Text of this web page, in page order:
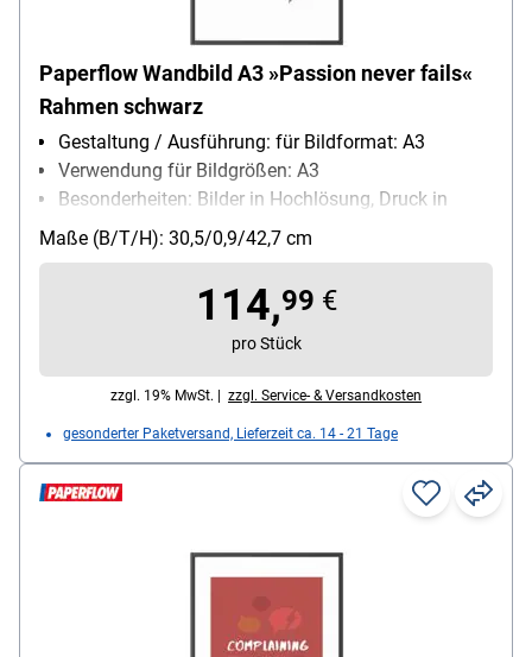
Paperflow Wandbild A3 »Passion never fails«
Rahmen schwarz
Gestaltung / Ausführung: für Bildformat: A3
Verwendung für Bildgrößen: A3
Besonderheiten: Bilder in Hochlösung, Druck in
Hochlösung
Maße (B/T/H): 30,5/0,9/42,7 cm
114,99 €
pro Stück
zzgl. 19% MwSt. | zzgl. Service- & Versandkosten
gesonderter Paketversand, Lieferzeit ca. 14 - 21 Tage